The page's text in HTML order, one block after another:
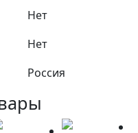
Нет
Нет
Россия